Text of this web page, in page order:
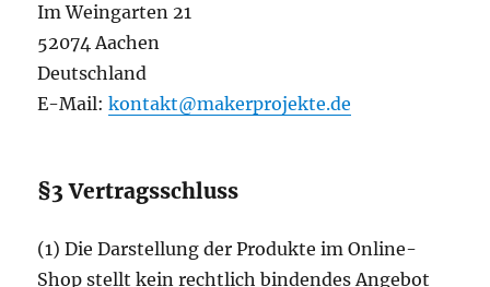
Im Weingarten 21
52074 Aachen
Deutschland
E-Mail:kontakt@makerprojekte.de
§3 Vertragsschluss
(1) Die Darstellung der Produkte im Online-
Shop stellt kein rechtlich bindendes Angebot